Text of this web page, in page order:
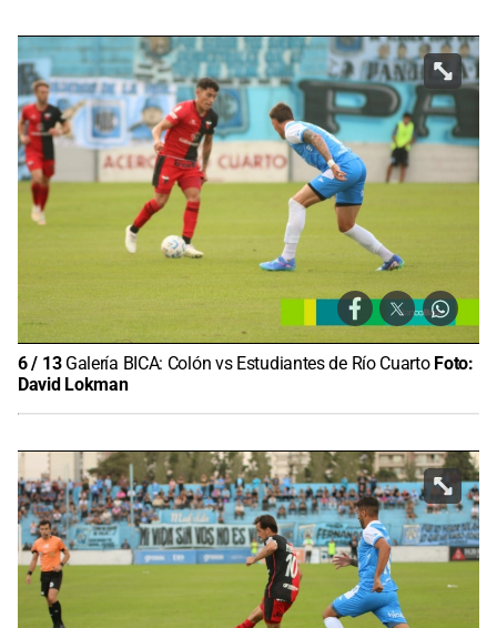
6/ 13 Galería BICA: Colón vs Estudiantes de Río Cuarto Foto:
David Lokman